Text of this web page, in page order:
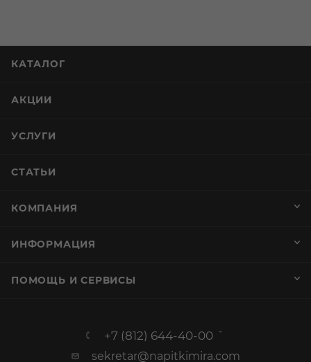
КАТАЛОГ
АКЦИИ
УСЛУГИ
СТАТЬИ
КОМПАНИЯ
ИНФОРМАЦИЯ
ПОМОЩЬ И СЕРВИСЫ
+7 (812) 644-40-00
sekretar@napitkimira.com